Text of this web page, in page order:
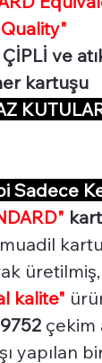
Quality"
ve
kartuşu
Sadece
üretilmiş,
kalite"
çekim
yapılan